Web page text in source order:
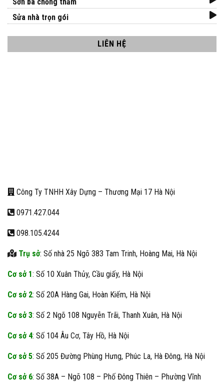
Sửa nhà trọn gói
LIÊN HỆ
Công Ty TNHH Xây Dựng – Thương Mại 17 Hà Nội
0971.427.044
098.105.4244
Trụ sở: Số nhà 25 Ngõ 383 Tam Trinh, Hoàng Mai, Hà Nội
Cơ sở 1: Số 10 Xuân Thủy, Cầu giấy, Hà Nội
Cơ sở 2: Số 20A Hàng Gai, Hoàn Kiếm, Hà Nội
Cơ sở 3: Số 2 Ngõ 108 Nguyễn Trãi, Thanh Xuân, Hà Nội
Cơ sở 4: Số 104 Âu Cơ, Tây Hồ, Hà Nội
Cơ sở 5: Số 205 Đường Phùng Hưng, Phúc La, Hà Đông, Hà Nội
Cơ sở 6: Số 38A – Ngõ 108 – Phố Đông Thiên – Phường Vĩnh